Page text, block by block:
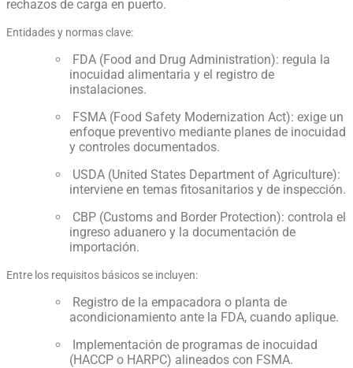
rechazos de carga en puerto.
Entidades y normas clave:
FDA (Food and Drug Administration): regula la
inocuidad alimentaria y el registro de
instalaciones.
FSMA (Food Safety Modernization Act): exige un
enfoque preventivo mediante planes de inocuidad
y controles documentados.
USDA (United States Department of Agriculture):
interviene en temas fitosanitarios y de inspección.
CBP (Customs and Border Protection): controla el
ingreso aduanero y la documentación de
importación.
Entre los requisitos básicos se incluyen:
Registro de la empacadora o planta de
acondicionamiento ante la FDA, cuando aplique.
Implementación de programas de inocuidad
(HACCP o HARPC) alineados con FSMA.